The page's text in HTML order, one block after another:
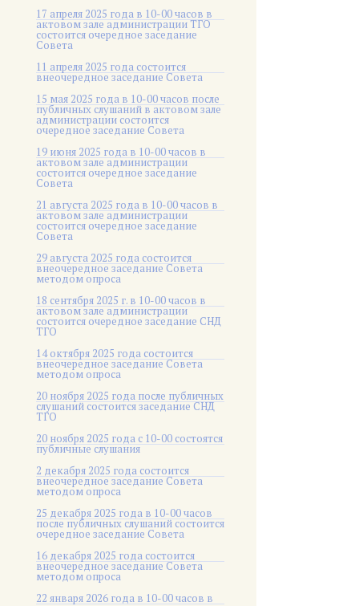
17 апреля 2025 года в 10-00 часов в
актовом зале администрации ТГО
состоится очередное заседание
Совета
11 апреля 2025 года состоится
внеочередное заседание Совета
15 мая 2025 года в 10-00 часов после
публичных слушаний в актовом зале
администрации состоится
очередное заседание Совета
19 июня 2025 года в 10-00 часов в
актовом зале администрации
состоится очередное заседание
Совета
21 августа 2025 года в 10-00 часов в
актовом зале администрации
состоится очередное заседание
Совета
29 августа 2025 года состоится
внеочередное заседание Совета
методом опроса
18 сентября 2025 г. в 10-00 часов в
актовом зале администрации
состоится очередное заседание СНД
ТГО
14 октября 2025 года состоится
внеочередное заседание Совета
методом опроса
20 ноября 2025 года после публичных
слушаний состоится заседание СНД
ТГО
20 ноября 2025 года c 10-00 состоятся
публичные слушания
2 декабря 2025 года состоится
внеочередное заседание Совета
методом опроса
25 декабря 2025 года в 10-00 часов
после публичных слушаний состоится
очередное заседание Совета
16 декабря 2025 года состоится
внеочередное заседание Совета
методом опроса
22 января 2026 года в 10-00 часов в